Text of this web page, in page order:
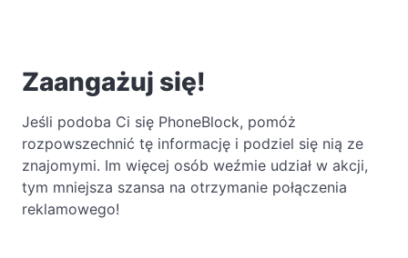
Zaangażuj się!
Jeśli podoba Ci się PhoneBlock, pomóż
rozpowszechnić tę informację i podziel się nią ze
znajomymi. Im więcej osób weźmie udział w akcji,
tym mniejsza szansa na otrzymanie połączenia
reklamowego!